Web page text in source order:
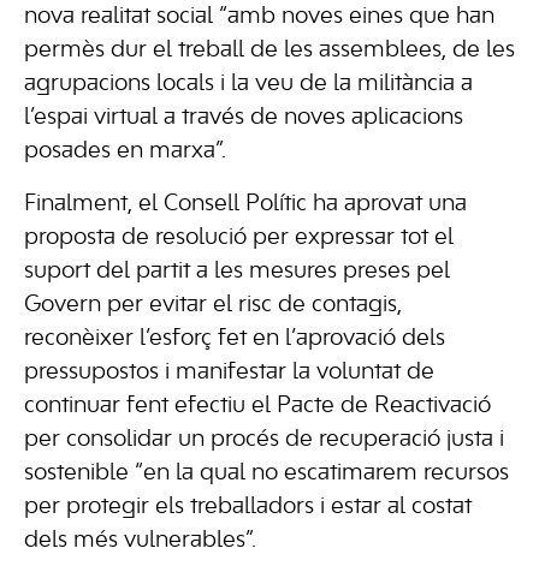
nova realitat social “amb noves eines que han
permès dur el treball de les assemblees, de les
agrupacions locals i la veu de la militància a
l’espai virtual a través de noves aplicacions
posades en marxa”.
Finalment, el Consell Polític ha aprovat una
proposta de resolució per expressar tot el
suport del partit a les mesures preses pel
Govern per evitar el risc de contagis,
reconèixer l’esforç fet en l’aprovació dels
pressupostos i manifestar la voluntat de
continuar fent efectiu el Pacte de Reactivació
per consolidar un procés de recuperació justa i
sostenible “en la qual no escatimarem recursos
per protegir els treballadors i estar al costat
dels més vulnerables”.